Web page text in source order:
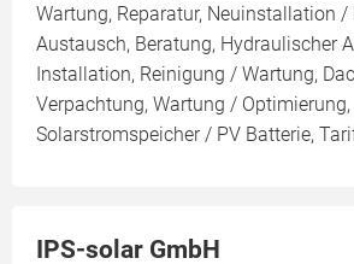
Wartung, Reparatur, Neuinstallation /
Austausch, Beratung, Hydraulischer
Installation, Reinigung / Wartung,
Verpachtung, Wartung / Optimierung,
Solarstromspeicher / PV Batterie,
IPS-solar GmbH